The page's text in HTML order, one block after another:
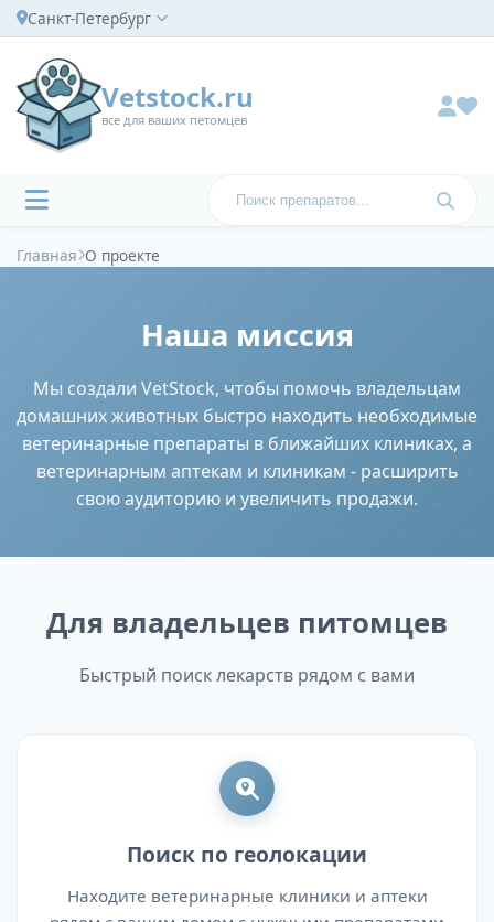
Санкт-Петербург
Vetstock.ru
все для ваших петомцев
Главная О проекте
Наша миссия
Мы создали VetStock, чтобы помочь владельцам
домашних животных быстро находить необходимые
ветеринарные препараты в ближайших клиниках, а
ветеринарным аптекам и клиникам - расширить
свою аудиторию и увеличить продажи.
Для владельцев питомцев
Быстрый поиск лекарств рядом с вами
Поиск по геолокации
Находите ветеринарные клиники и аптеки